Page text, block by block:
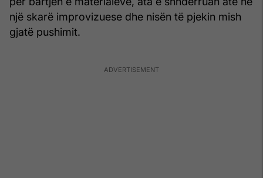
një skarë improvizuese dhe nisën të pjekin mish
gjatë pushimit.